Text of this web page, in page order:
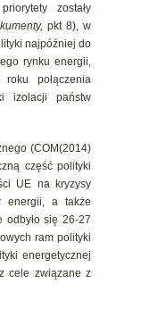
zostały
pkt 8), w
najpóźniej do
rynku energii,
połączenia
izolacji państw
(COM(2014)
część polityki
UE na kryzysy
energii, a także
się 26-27
ram polityki
energetycznej
cele związane z